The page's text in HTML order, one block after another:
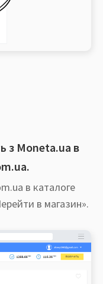
з Moneta.ua в
в каталоге
в магазин».